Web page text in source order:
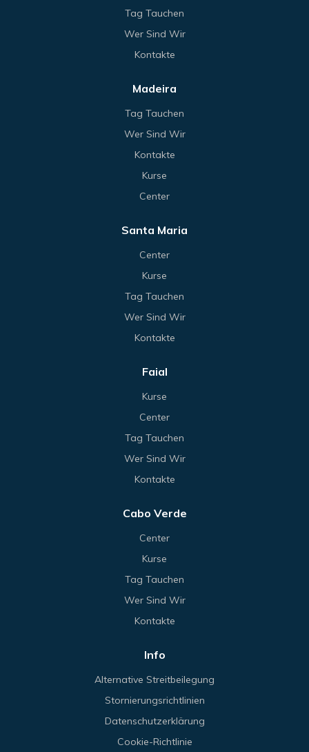
Tag Tauchen
Wer Sind Wir
Kontakte
Madeira
Tag Tauchen
Wer Sind Wir
Kontakte
Kurse
Center
Santa Maria
Center
Kurse
Tag Tauchen
Wer Sind Wir
Kontakte
Faial
Kurse
Center
Tag Tauchen
Wer Sind Wir
Kontakte
Cabo Verde
Center
Kurse
Tag Tauchen
Wer Sind Wir
Kontakte
Info
Alternative Streitbeilegung
Stornierungsrichtlinien
Datenschutzerklärung
Cookie-Richtlinie